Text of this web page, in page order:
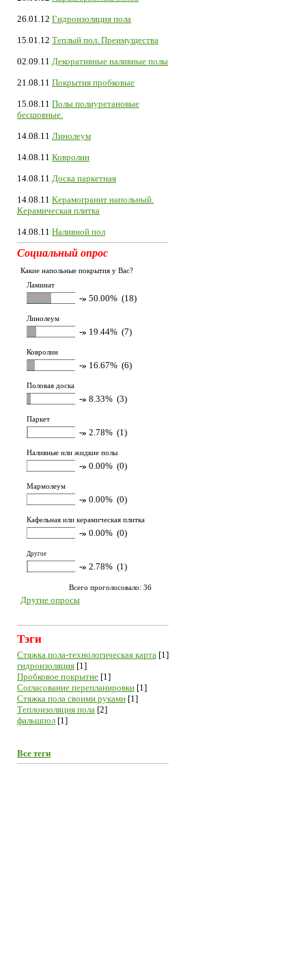
26.01.12 Гидроизоляция пола
15.01.12 Теплый пол. Преимущества
02.09.11 Декоративные наливные полы
21.08.11 Покрытия пробковые
15.08.11 Полы полиуретановые
бесшовные.
14.08.11 Линолеум
14.08.11 Ковролин
14.08.11 Доска паркетная
14.08.11 Керамогранит напольный.
Керамическая плитка
14.08.11 Наливной пол
Социальный опрос
Какие напольные покрытия у Вас?
Ламинат
-» 50.00% (18)
Линолеум
-» 19.44% (7)
Ковролин
-» 16.67% (6)
Половая доска
-» 8.33% (3)
Паркет
-» 2.78% (1)
Наливные или жидкие полы
-» 0.00% (0)
Мармолеум
-» 0.00% (0)
Кафельная или керамическая плитка
-» 0.00% (0)
Другое
-» 2.78% (1)
Всего проголосовало: 36
Другие опросы
Тэги
Cтяжка пола-технологическая карта [1]
гидроизоляция [1]
Пробковое покрытие [1]
Согласование перепланировки [1]
Стяжка пола своими руками [1]
Теплоизоляция пола [2]
фальшпол [1]
Все теги